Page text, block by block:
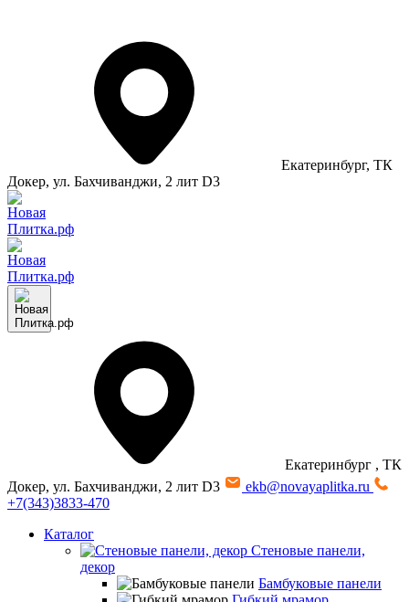
Екатеринбург, ТК
Докер, ул. Бахчиванджи, 2 лит D3
Екатеринбург , ТК
Докер, ул. Бахчиванджи, 2 лит D3
ekb@novayaplitka.ru
+7(343)3833-470
Каталог
Стеновые панели,
декор
Бамбуковые панели